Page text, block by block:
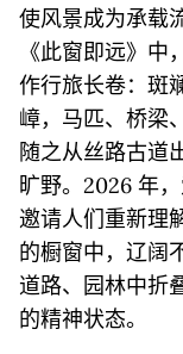
使风景成为承载
《此窗即远》中
作行旅长卷：斑
嶂，马匹、桥梁
随之从丝路古道
旷野。2026 年，
邀请人们重新理
的橱窗中，辽阔
道路、园林中折
的精神状态。